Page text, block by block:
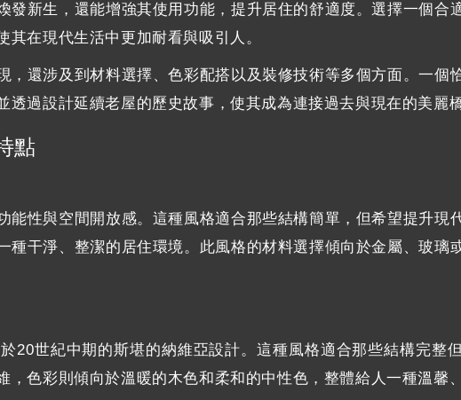
發新生，還能增強其使用功能，提升居住的舒適度。選擇一個合
在現代生活中更加耐看與吸引人。
還涉及到材料選擇、色彩配搭以及裝修技術等多個方面。一個
過設計延續老屋的歷史故事，使其成為連接過去與現在的美麗橋
點
性與空間開放感。這種風格適合那些結構簡單，但希望提升現
干淨、整潔的居住環境。此風格的材料選擇傾向於金屬、玻璃
20世紀中期的斯堪的納維亞設計。這種風格適合那些結構完整
色彩則傾向於溫暖的木色和柔和的中性色，整體給人一種溫馨